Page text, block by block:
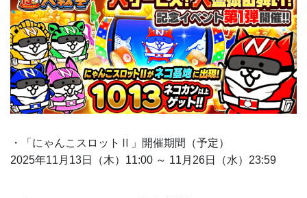
・「にゃんこスロットⅡ」開催期間（予定）
2025年11月13日（木）11:00 ～ 11月26日（水）23:59